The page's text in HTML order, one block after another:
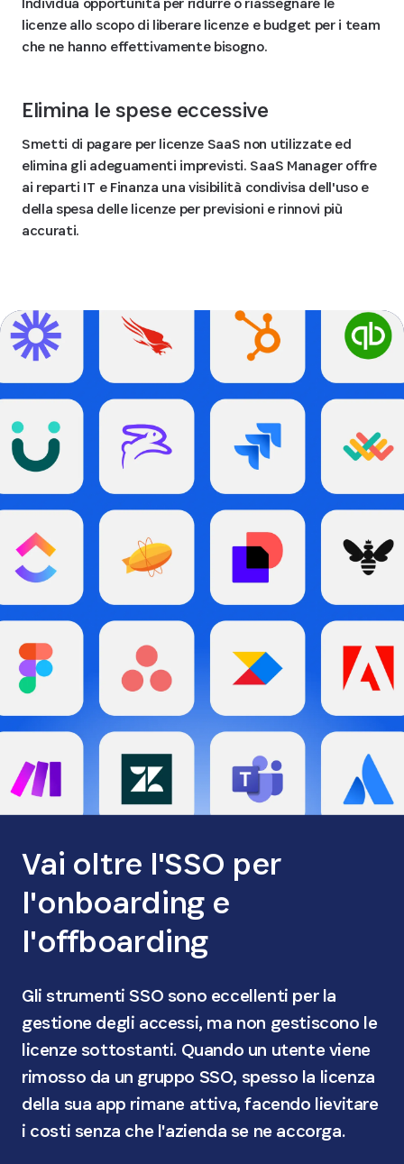
licenze allo scopo di liberare licenze e budget per i team
che ne hanno effettivamente bisogno.
Elimina le spese eccessive
Smetti di pagare per licenze SaaS non utilizzate ed
elimina gli adeguamenti imprevisti. SaaS Manager offre
ai reparti IT e Finanza una visibilità condivisa dell'uso e
della spesa delle licenze per previsioni e rinnovi più
accurati.
Vai oltre l'SSO per
l'onboarding e
l'offboarding
Gli strumenti SSO sono eccellenti per la
gestione degli accessi, ma non gestiscono le
licenze sottostanti. Quando un utente viene
rimosso da un gruppo SSO, spesso la licenza
della sua app rimane attiva, facendo lievitare
i costi senza che l'azienda se ne accorga.